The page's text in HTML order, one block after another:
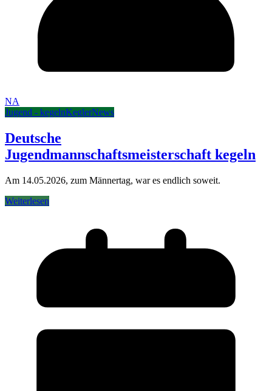
NA
Jugend - kegelnKeglerNews
Deutsche
Jugendmannschaftsmeisterschaft kegeln
Am 14.05.2026, zum Männertag, war es endlich soweit.
Weiterlesen